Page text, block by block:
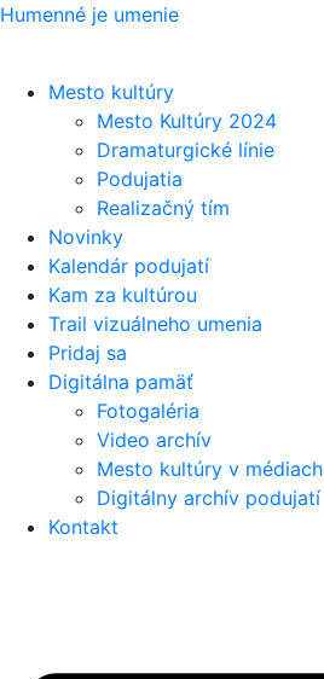
Humenné je umenie
Mesto kultúry
Mesto Kultúry 2024
Dramaturgické línie
Podujatia
Realizačný tím
Novinky
Kalendár podujatí
Kam za kultúrou
Trail vizuálneho umenia
Pridaj sa
Digitálna pamäť
Fotogaléria
Video archív
Mesto kultúry v médiach
Digitálny archív podujatí
Kontakt